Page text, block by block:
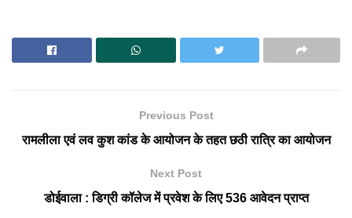
Previous Post
रामलीला एवं लव कुश कांड के आयोजन के तहत छठी रात्रि का आयोजन
Next Post
डोईवाला : डिग्री कॉलेज में प्रवेश के लिए 536 आवेदन प्राप्त